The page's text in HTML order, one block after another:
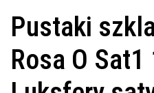
Pustaki
Rosa O